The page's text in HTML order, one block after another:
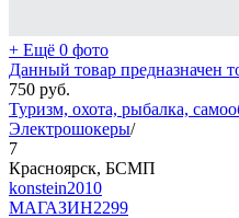
+ Ещё 0 фото
Данный товар предназначен
750 руб.
Туризм, охота, рыбалка,
Электрошокеры/
7
Красноярск, БСМП
konstein2010
МАГАЗИН2299